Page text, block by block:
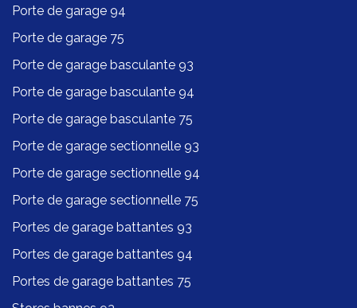
Porte de garage 94
Porte de garage 75
Porte de garage basculante 93
Porte de garage basculante 94
Porte de garage basculante 75
Porte de garage sectionnelle 93
Porte de garage sectionnelle 94
Porte de garage sectionnelle 75
Portes de garage battantes 93
Portes de garage battantes 94
Portes de garage battantes 75